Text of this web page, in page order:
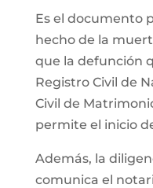
Es el documento
hecho de la
que la defunción
Registro Civil de
Civil de
permite el inicio
Además, la
comunica el